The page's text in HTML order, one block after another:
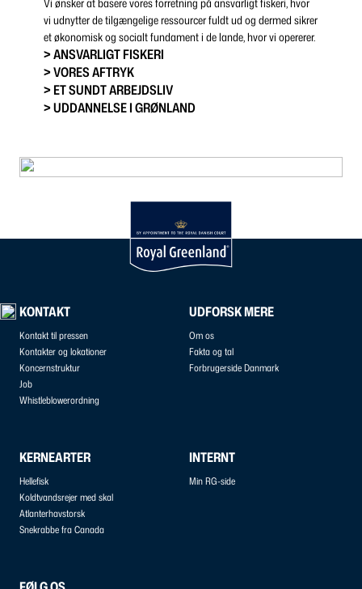
vi udnytter de tilgængelige ressourcer fuldt ud og dermed sikrer
et økonomisk og socialt fundament i de lande, hvor vi opererer.
> ANSVARLIGT FISKERI
> VORES AFTRYK
> ET SUNDT ARBEJDSLIV
> UDDANNELSE I GRØNLAND
KONTAKT
Kontakt til pressen
Kontakter og lokationer
Koncernstruktur
Job
Whistleblowerordning
UDFORSK MERE
Om os
Fakta og tal
Forbrugerside Danmark
KERNEARTER
Hellefisk
Koldtvandsrejer med skal
Atlanterhavstorsk
Snekrabbe fra Canada
INTERNT
Min RG-side